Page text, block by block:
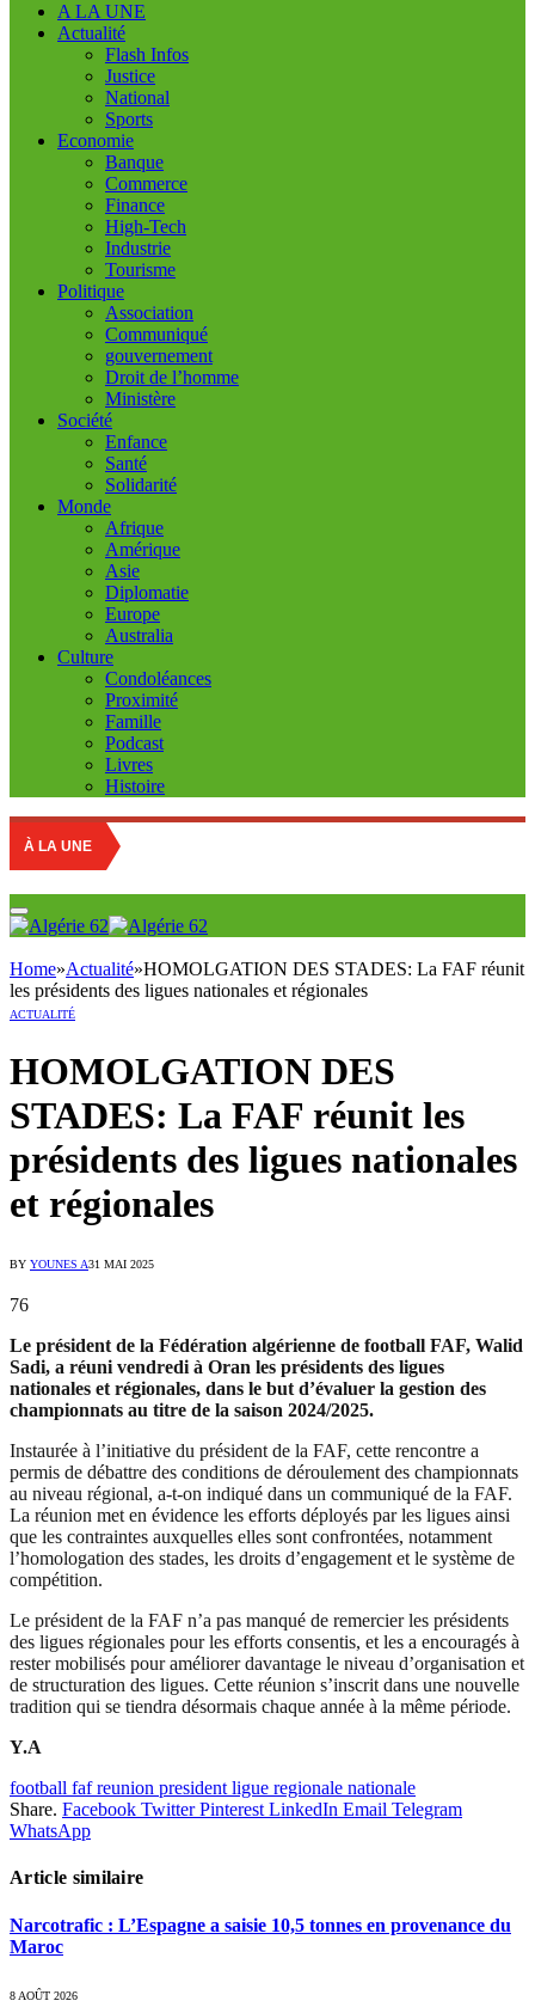
A LA UNE
Actualité
Flash Infos
Justice
National
Sports
Economie
Banque
Commerce
Finance
High-Tech
Industrie
Tourisme
Politique
Association
Communiqué
gouvernement
Droit de l’homme
Ministère
Société
Enfance
Santé
Solidarité
Monde
Afrique
Amérique
Asie
Diplomatie
Europe
Australia
Culture
Condoléances
Proximité
Famille
Podcast
Livres
Histoire
À LA UNE
Home»Actualité»HOMOLGATION DES STADES: La FAF réunit
les présidents des ligues nationales et régionales
ACTUALITÉ
HOMOLGATION DES
STADES: La FAF réunit les
présidents des ligues nationales
et régionales
BY YOUNES A31 MAI 2025
76
Le président de la Fédération algérienne de football FAF, Walid
Sadi, a réuni vendredi à Oran les présidents des ligues
nationales et régionales, dans le but d’évaluer la gestion des
championnats au titre de la saison 2024/2025.
Instaurée à l’initiative du président de la FAF, cette rencontre a
permis de débattre des conditions de déroulement des championnats
au niveau régional, a-t-on indiqué dans un communiqué de la FAF.
La réunion met en évidence les efforts déployés par les ligues ainsi
que les contraintes auxquelles elles sont confrontées, notamment
l’homologation des stades, les droits d’engagement et le système de
compétition.
Le président de la FAF n’a pas manqué de remercier les présidents
des ligues régionales pour les efforts consentis, et les a encouragés à
rester mobilisés pour améliorer davantage le niveau d’organisation et
de structuration des ligues. Cette réunion s’inscrit dans une nouvelle
tradition qui se tiendra désormais chaque année à la même période.
Y.A
football faf reunion president ligue regionale nationale
Share. Facebook Twitter Pinterest LinkedIn Email Telegram
WhatsApp
Article similaire
Narcotrafic : L’Espagne a saisie 10,5 tonnes en provenance du
Maroc
8 AOÛT 2026